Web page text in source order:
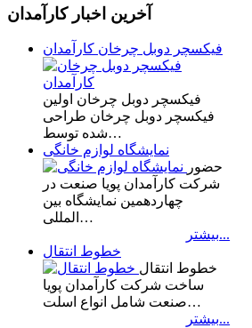
آخرین اخبار کارآمدان
فیکسچر دوبل چرخان کارآمدان
فیکسچر دوبل چرخان اولین
فیکسچر دوبل چرخان طراحی
شده توسط…
نمایشگاه لوازم خانگی
حضور
شرکت کارآمدان پویا صنعت در
چهاردهمین نمایشگاه بین
المللی…
بیشتر...
خطوط انتقال
خطوط انتقال
ساخت شرکت کارآمدان پویا
صنعت شامل انواع اسلت…
بیشتر...